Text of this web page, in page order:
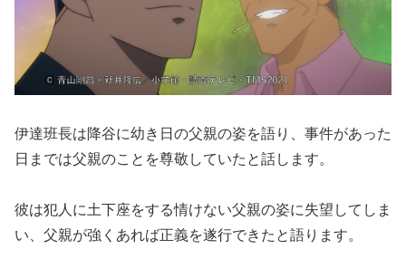
伊達班長は降谷に幼き日の父親の姿を語り、事件があった
日までは父親のことを尊敬していたと話します。
彼は犯人に土下座をする情けない父親の姿に失望してしま
い、父親が強くあれば正義を遂行できたと語ります。